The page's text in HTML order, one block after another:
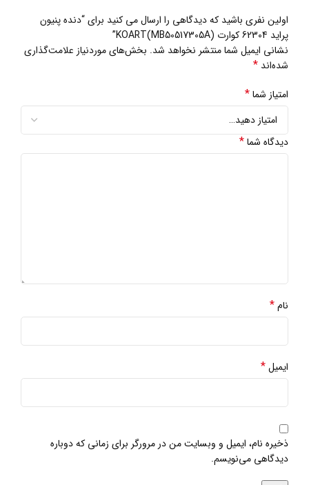
اولین نفری باشید که دیدگاهی را ارسال می کنید برای “دنده پنیون
پراید 62304 کوارت KOART(MB50517305A)”
نشانی ایمیل شما منتشر نخواهد شد. بخش‌های موردنیاز علامت‌گذاری
شده‌اند *
امتیاز شما*
دیدگاه شما*
نام*
ایمیل*
ذخیره نام، ایمیل و وبسایت من در مرورگر برای زمانی که دوباره
دیدگاهی می‌نویسم.